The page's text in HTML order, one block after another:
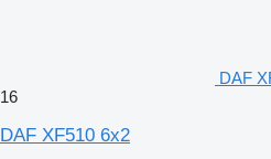
DAF
16
DAF XF510 6x2